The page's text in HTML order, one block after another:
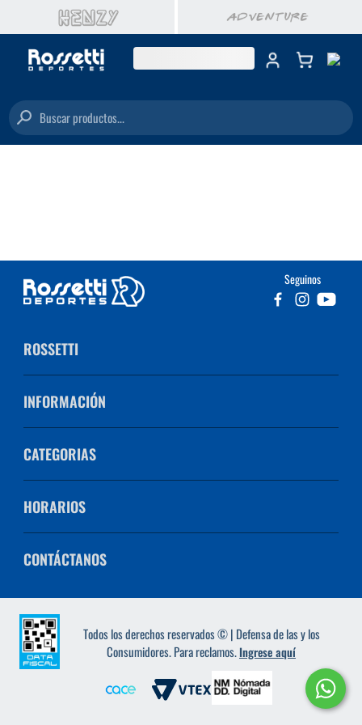
Buscar productos...
Seguinos
ROSSETTI
INFORMACIÓN
CATEGORIAS
HORARIOS
CONTÁCTANOS
Todos los derechos reservados © | Defensa de las y los
Consumidores. Para reclamos.Ingrese aquí